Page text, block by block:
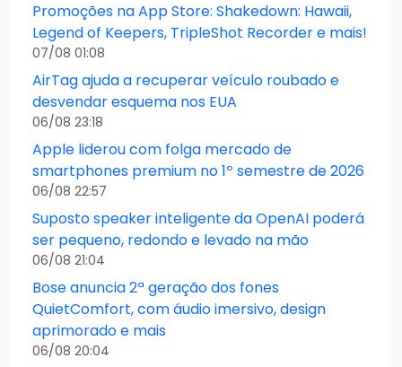
Promoções na App Store: Shakedown: Hawaii,
Legend of Keepers, TripleShot Recorder e mais!
07/08 01:08
AirTag ajuda a recuperar veículo roubado e
desvendar esquema nos EUA
06/08 23:18
Apple liderou com folga mercado de
smartphones premium no 1º semestre de 2026
06/08 22:57
Suposto speaker inteligente da OpenAI poderá
ser pequeno, redondo e levado na mão
06/08 21:04
Bose anuncia 2ª geração dos fones
QuietComfort, com áudio imersivo, design
aprimorado e mais
06/08 20:04